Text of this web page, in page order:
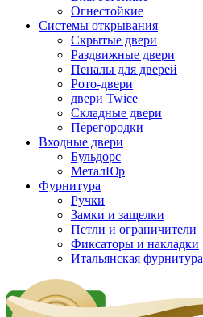
Огнестойкие
Системы открывания
Скрытые двери
Раздвижные двери
Пеналы для дверей
Рото-двери
двери Twice
Складные двери
Перегородки
Входные двери
Бульдорс
МеталЮр
Фурнитура
Ручки
Замки и защелки
Петли и ограничители
Фиксаторы и накладки
Итальянская фурнитура